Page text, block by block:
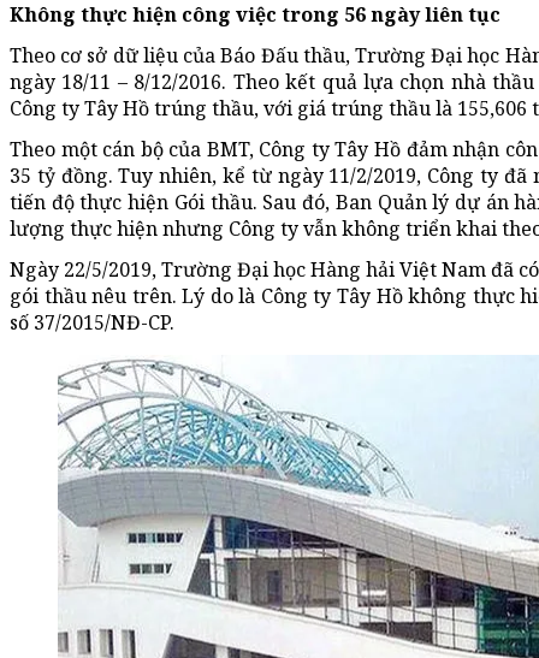
Không thực hiện công việc trong 56 ngày liên tục
Theo cơ sở dữ liệu của Báo Đấu thầu, Trường Đại học
ngày 18/11 – 8/12/2016. Theo kết quả lựa chọn nhà
Công ty Tây Hồ trúng thầu, với giá trúng thầu là
Theo một cán bộ của BMT, Công ty Tây Hồ đảm nhận
35 tỷ đồng. Tuy nhiên, kể từ ngày 11/2/2019, Công ty
tiến độ thực hiện Gói thầu. Sau đó, Ban Quản lý dự án
lượng thực hiện nhưng Công ty vẫn không triển khai
Ngày 22/5/2019, Trường Đại học Hàng hải Việt Nam đã
gói thầu nêu trên. Lý do là Công ty Tây Hồ không thực
số 37/2015/NĐ-CP.